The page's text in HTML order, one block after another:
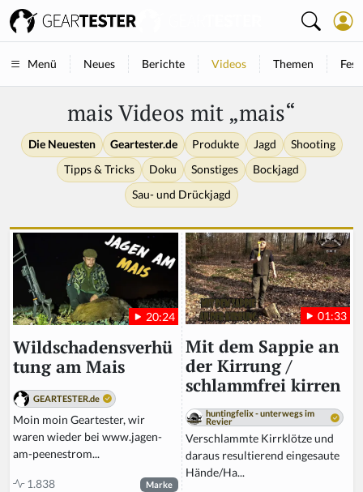
Menü Neues Berichte Videos Themen
mais Videos mit „mais“
Die Neuesten Geartester.de Produkte Jagd
Shooting
Tipps & Tricks
Doku Sonstiges
Bockjagd
Sau- und Drückjagd
20:24
Wildschadensverhü
tung am Mais
GEARTESTER.de
Moin moin Geartester, wir
waren wieder bei www.jagen-
am-peenestrom...
1.838 Marke
01:33
Mit dem Sappie an
der Kirrung /
schlammfrei kirren
huntingfelix - unterwegs im
Revier
Verschlammte Kirrklötze und
daraus resultierend eingesaute
Hände/Ha...